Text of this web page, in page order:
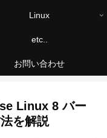
Linux
etc..
お問い合わせ
Linux 8 バー
を解説